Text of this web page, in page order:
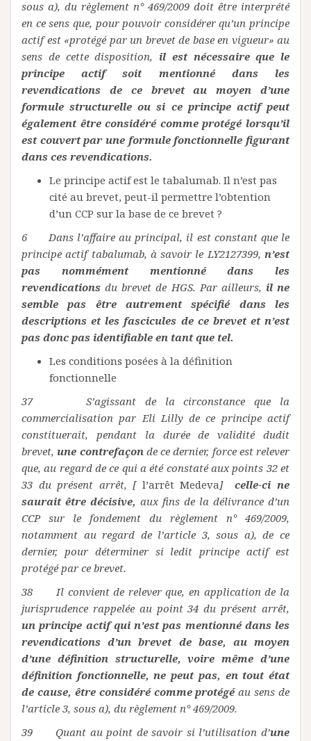
sous a), du règlement n° 469/2009 doit être interprété
en ce sens que, pour pouvoir considérer qu’un principe
actif est «protégé par un brevet de base en vigueur» au
sens de cette disposition, il est nécessaire que le
principe actif soit mentionné dans les
revendications de ce brevet au moyen d’une
formule structurelle ou si ce principe actif peut
également être considéré comme protégé lorsqu’il
est couvert par une formule fonctionnelle figurant
dans ces revendications.
Le principe actif est le tabalumab. Il n’est pas
cité au brevet, peut-il permettre l’obtention
d’un CCP sur la base de ce brevet ?
6 Dans l’affaire au principal, il est constant que le
principe actif tabalumab, à savoir le LY2127399, n’est
pas nommément mentionné dans les
revendications du brevet de HGS. Par ailleurs, il ne
semble pas être autrement spécifié dans les
descriptions et les fascicules de ce brevet et n’est
pas donc pas identifiable en tant que tel.
Les conditions posées à la définition
fonctionnelle
37 S’agissant de la circonstance que la
commercialisation par Eli Lilly de ce principe actif
constituerait, pendant la durée de validité dudit
brevet, une contrefaçonde ce dernier, force est relever
que, au regard de ce qui a été constaté aux points 32 et
33 du présent arrêt, [l’arrêt Medeva]celle-ci ne
saurait être décisive, aux fins de la délivrance d’un
CCP sur le fondement du règlement n° 469/2009,
notamment au regard de l’article 3, sous a), de ce
dernier, pour déterminer si ledit principe actif est
protégé par ce brevet.
38 Il convient de relever que, en application de la
jurisprudence rappelée au point 34 du présent arrêt,
un principe actif qui n’est pas mentionné dans les
revendications d’un brevet de base, au moyen
d’une définition structurelle, voire même d’une
définition fonctionnelle, ne peut pas, en tout état
de cause, être considéré comme protégéau sens de
l’article 3, sous a), du règlement n° 469/2009.
39 Quant au point de savoir si l’utilisation d’une